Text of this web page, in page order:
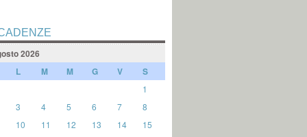
2026
L M M G V S
1
3 4 5 6 7
8
10 11 12 13 14
15